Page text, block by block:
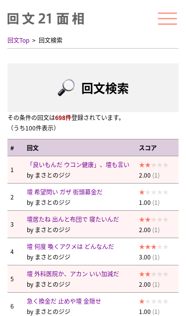
回文Top 回文検索
回文検索
その条件の回文は698件登録されています。
（うち100件表示）
# 回文 スコア
1
「良いもんだ ウコン健康」、壇も言い
by まさとのジジ 2.00 (1)
2
壇 希望問い ガザ 街頭募金だ
by まさとのジジ 1.00 (1)
3
壇居たね 出んと布団で 寝たいんだ
by まさとのジジ 2.00 (1)
4
壇 何度 喚くアクメは どんなんだ
by まさとのジジ 3.00 (1)
5
壇 外科医院か、アカン いい加減だ
by まさとのジジ 2.00 (1)
6
急く換金だ 止めや壇 金隠せ
by まさとのジジ 1.00 (1)